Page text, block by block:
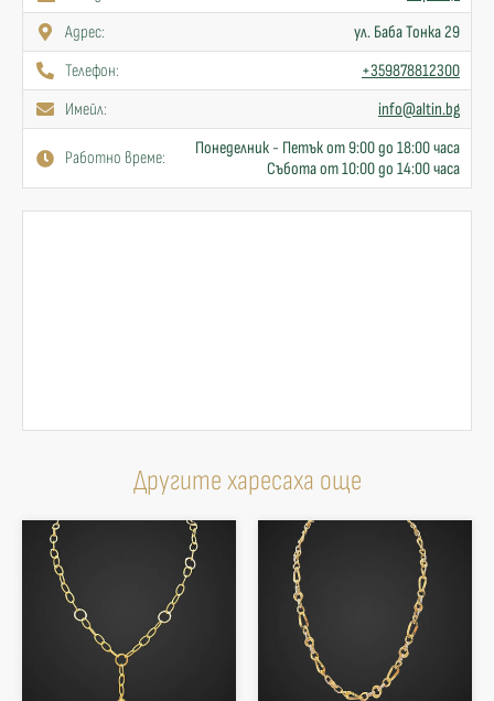
Адрес:
ул. Баба Тонка 29
Телефон:
+359878812300
Имейл:
info@altin.bg
Работно време:
Понеделник - Петък от 9:00 до 18:00 часа
Събота от 10:00 до 14:00 часа
Другите харесаха още